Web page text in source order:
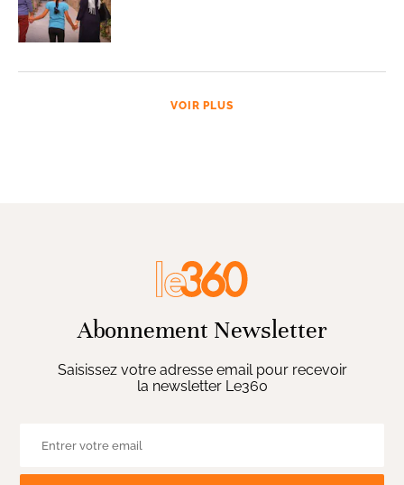
VOIR PLUS
Abonnement Newsletter
Saisissez votre adresse email pour recevoir
la newsletter Le360